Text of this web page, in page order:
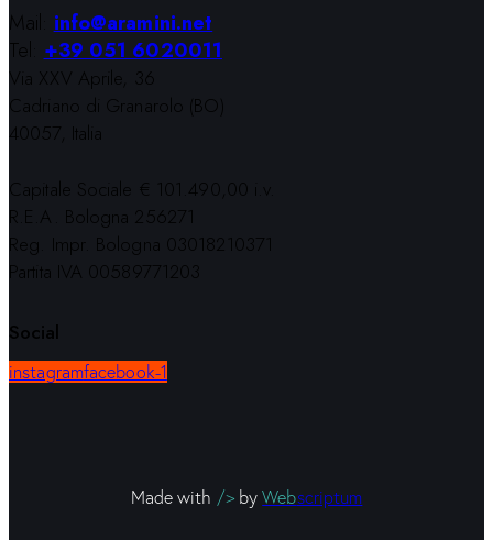
Mail: info@aramini.net
Tel: +39 051 6020011
Via XXV Aprile, 36
Cadriano di Granarolo (BO)
40057, Italia
Capitale Sociale € 101.490,00 i.v.
R.E.A. Bologna 256271
Reg. Impr. Bologna 03018210371
Partita IVA 00589771203
Social
instagramfacebook-1
Made with />byWebscriptum